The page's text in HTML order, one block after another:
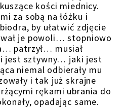
kości miednicy.
za sobą na łóżku i
by ułatwić zdjęcie
je powoli… stopniowo
patrzył… musiał
jest sztywny… jaki jest
niemal odbierały mu
i tak już skrajne
rękami ubrania do
opadając same.